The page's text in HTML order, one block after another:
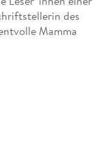
des
Mamma